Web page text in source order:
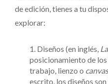
de edición, tienes a tu
explorar:
Diseños (en inglés,
posicionamiento de
trabajo, lienzo o canvas
escrito, los diseños